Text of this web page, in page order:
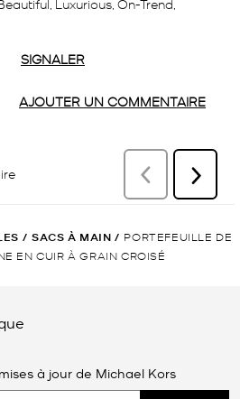
/ SACS À MAIN / PORTEFEUILLE DE
EN CUIR À GRAIN CROISÉ
à jour de Michael Kors